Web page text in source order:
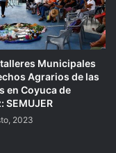
Municipales
Agrarios de las
en Coyuca de
SEMUJER
2023